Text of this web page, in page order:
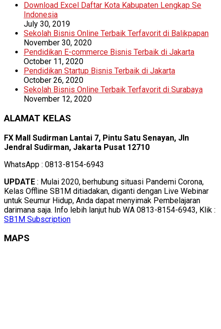
Download Excel Daftar Kota Kabupaten Lengkap Se
Indonesia
July 30, 2019
Sekolah Bisnis Online Terbaik Terfavorit di Balikpapan
November 30, 2020
Pendidikan E-commerce Bisnis Terbaik di Jakarta
October 11, 2020
Pendidikan Startup Bisnis Terbaik di Jakarta
October 26, 2020
Sekolah Bisnis Online Terbaik Terfavorit di Surabaya
November 12, 2020
ALAMAT KELAS
FX Mall Sudirman Lantai 7, Pintu Satu Senayan, Jln
Jendral Sudirman, Jakarta Pusat 12710
WhatsApp : 0813-8154-6943
UPDATE : Mulai 2020, berhubung situasi Pandemi Corona,
Kelas Offline SB1M ditiadakan, diganti dengan Live Webinar
untuk Seumur Hidup, Anda dapat menyimak Pembelajaran
darimana saja. Info lebih lanjut hub WA 0813-8154-6943, Klik :
SB1M Subscription
MAPS